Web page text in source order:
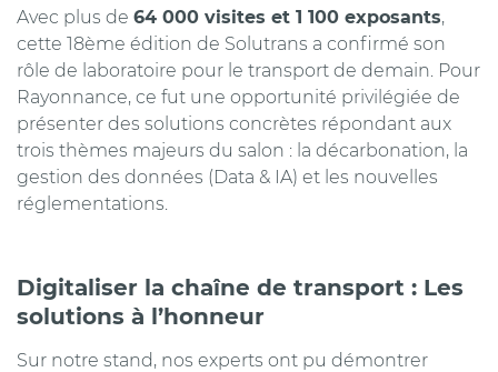
Avec plus de 64 000 visites et 1 100 exposants,
cette 18ème édition de Solutrans a confirmé son
rôle de laboratoire pour le transport de demain. Pour
Rayonnance, ce fut une opportunité privilégiée de
présenter des solutions concrètes répondant aux
trois thèmes majeurs du salon : la décarbonation, la
gestion des données (Data & IA) et les nouvelles
réglementations.
Digitaliser la chaîne de transport : Les
solutions à l’honneur
Sur notre stand, nos experts ont pu démontrer